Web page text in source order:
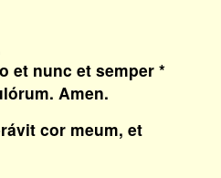
et nunc et semper *
Amen.
cor meum, et